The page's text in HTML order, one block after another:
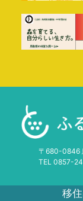
【終了しまし
【終了しまし
【終了しまし
2026年4月2日
す】
2026年4月1日
ます！
2026年3月11日
〒680-0846
TEL 0857-
移